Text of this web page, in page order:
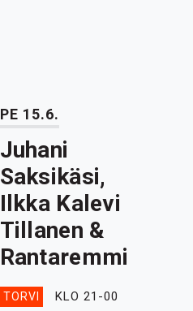
PE 15.6.
Juhani
Saksikäsi,
Ilkka Kalevi
Tillanen &
Rantaremmi
TORVI
KLO 21-00